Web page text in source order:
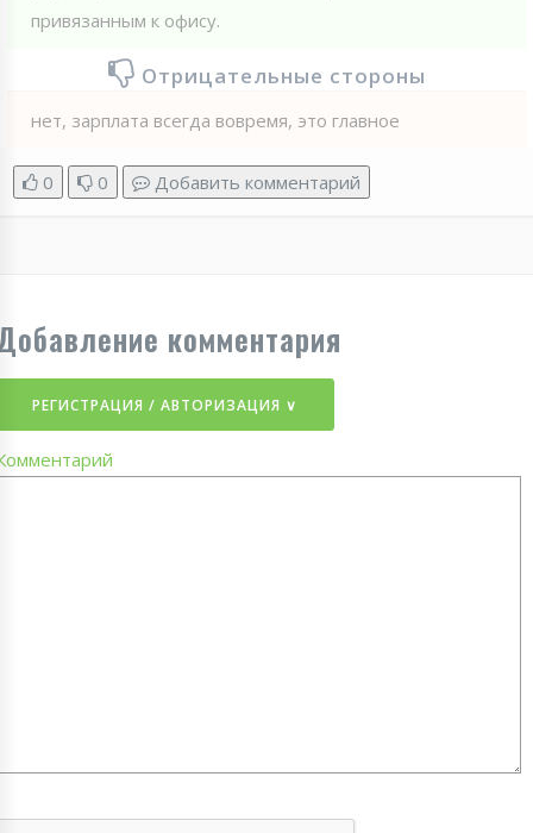
привязанным к офису.
Отрицательные стороны
нет, зарплата всегда вовремя, это главное
0 0 Добавить комментарий
комментария
РЕГИСТРАЦИЯ / АВТОРИЗАЦИЯ ∨